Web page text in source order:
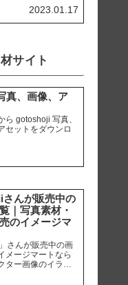
ルアレグリアガー
て使用カメラ ：
2023.01.17
サイト
真、画像、ア
ら gotoshoji 写真、
セットをダウンロ
んが販売中の
｜写真素材・
のイメージマ
さんが販売中の画
メージマートなら
ター画像のイラス